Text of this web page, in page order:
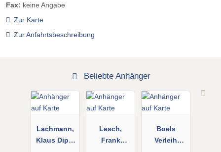
Fax: keine Angabe
Zur Karte
Zur Anfahrtsbeschreibung
Beliebte Anhänger
Lachmann,
Klaus Dipl.-
Lesch,
Frank
Boels
Verleih